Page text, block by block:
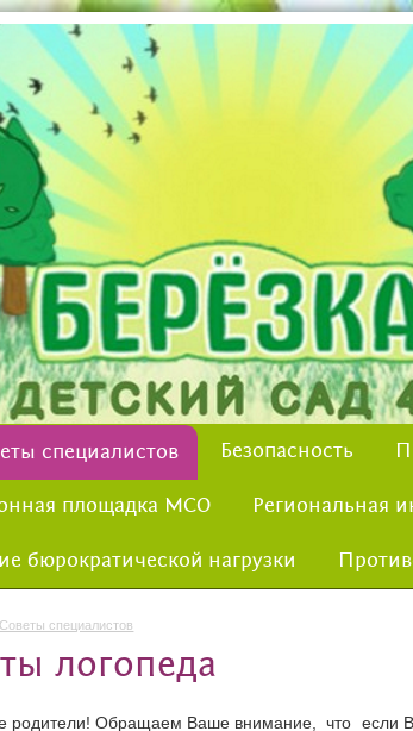
специалистов Безопасность
площадка МСО Региональная
бюрократической нагрузки
Советы специалистов
логопеда
родители! Обращаем Ваше внимание, что если